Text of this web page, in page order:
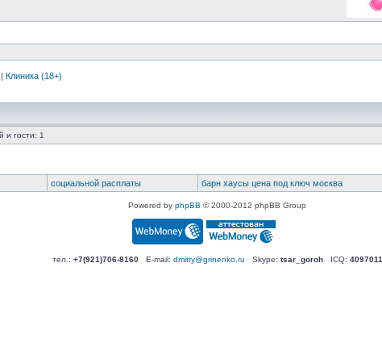
| Клиника (18+)
и гости: 1
социальной расплаты барн хаусы цена под ключ москва
Powered by phpBB © 2000-2012 phpBB Group
тел.: +7(921)706-8160E-mail: dmitry@grinenko.ru Skype: tsar_gorohICQ: 4097011